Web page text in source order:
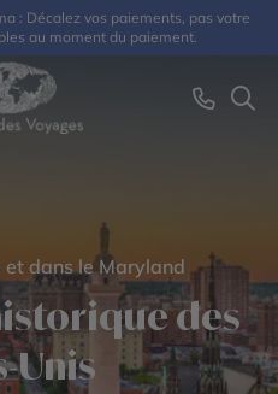
: Décalez vos paiements, pas votre
au moment du paiement.
dans le Maryland
des
Unis